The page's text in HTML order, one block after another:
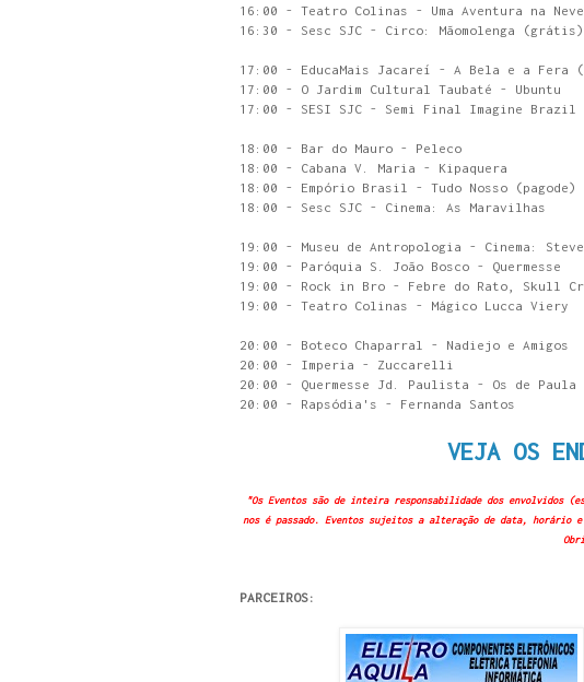
16:00 - Teatro Colinas - Uma Aventura na Neve
16:30 - Sesc SJC - Circo: Mãomolenga (grátis)
17:00 - EducaMais Jacareí - A Bela e a Fera
17:00 - O Jardim Cultural Taubaté - Ubuntu
17:00 - SESI SJC - Semi Final Imagine Brazil
18:00 - Bar do Mauro - Peleco
18:00 - Cabana V. Maria - Kipaquera
18:00 - Empório Brasil - Tudo Nosso (pagode)
18:00 - Sesc SJC - Cinema: As Maravilhas
19:00 - Museu de Antropologia - Cinema:
19:00 - Paróquia S. João Bosco - Quermesse
19:00 - Rock in Bro - Febre do Rato, Skull
19:00 - Teatro Colinas - Mágico Lucca Viery
20:00 - Boteco Chaparral - Nadiejo e Amigos
20:00 - Imperia - Zuccarelli
20:00 - Quermesse Jd. Paulista - Os de Paula
20:00 - Rapsódia's - Fernanda Santos
VEJA OS
"Os Eventos são de inteira responsabilidade dos envolvidos
nos é passado. Eventos sujeitos a alteração de data, horário
PARCEIROS: